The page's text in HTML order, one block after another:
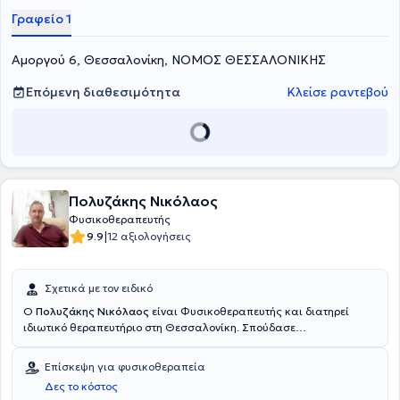
Γραφείο 1
Αμοργού 6, Θεσσαλονίκη, ΝΟΜΟΣ ΘΕΣΣΑΛΟΝΙΚΗΣ
Επόμενη διαθεσιμότητα
Κλείσε ραντεβού
Πολυζάκης Νικόλαος
Φυσικοθεραπευτής
9.9|12 αξιολογήσεις
Σχετικά με τον ειδικό
Ο Πολυζάκης Νικόλαος είναι Φυσικοθεραπευτής και διατηρεί
ιδιωτικό θεραπευτήριο στη Θεσσαλονίκη. Σπούδασε
και αποφοίτησε το 1994. Ο συνδυασμός της θεωρητικής του
κατάρτισης με την πολυετή του εμπειρία τον βοηθά στην
αποτελεσματική αντιμετώπιση κάθε είδους περιστατικών που
Επίσκεψη για φυσικοθεραπεία
Δες το κόστος